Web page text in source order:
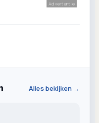
Advertentie
Alles bekijken →